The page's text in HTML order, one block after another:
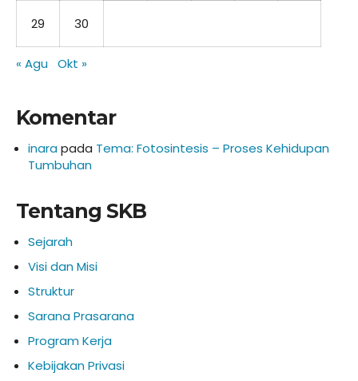
29 30
« Agu Okt »
Komentar
inara pada Tema: Fotosintesis – Proses Kehidupan
Tumbuhan
Tentang SKB
Sejarah
Visi dan Misi
Struktur
Sarana Prasarana
Program Kerja
Kebijakan Privasi